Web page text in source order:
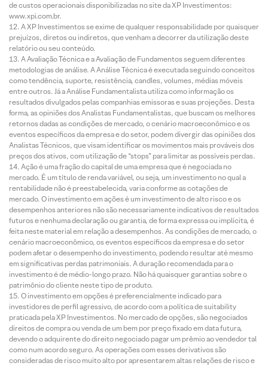
de custos operacionais disponibilizadas no site da XP Investimentos:
www.xpi.com.br.
A XP Investimentos se exime de qualquer responsabilidade por quaisquer
prejuízos, diretos ou indiretos, que venham a decorrer da utilização deste
relatório ou seu conteúdo.
A Avaliação Técnica e a Avaliação de Fundamentos seguem diferentes
metodologias de análise. A Análise Técnica é executada seguindo conceitos
como tendência, suporte, resistência, candles, volumes, médias móveis
entre outros. Já a Análise Fundamentalista utiliza como informação os
resultados divulgados pelas companhias emissoras e suas projeções. Desta
forma, as opiniões dos Analistas Fundamentalistas, que buscam os melhores
retornos dadas as condições de mercado, o cenário macroeconômico e os
eventos específicos da empresa e do setor, podem divergir das opiniões dos
Analistas Técnicos, que visam identificar os movimentos mais prováveis dos
preços dos ativos, com utilização de “stops” para limitar as possíveis perdas.
Ação é uma fração do capital de uma empresa que é negociada no
mercado. É um título de renda variável, ou seja, um investimento no qual a
rentabilidade não é preestabelecida, varia conforme as cotações de
mercado. O investimento em ações é um investimento de alto risco e os
desempenhos anteriores não são necessariamente indicativos de resultados
futuros e nenhuma declaração ou garantia, de forma expressa ou implícita, é
feita neste material em relação a desempenhos. As condições de mercado, o
cenário macroeconômico, os eventos específicos da empresa e do setor
podem afetar o desempenho do investimento, podendo resultar até mesmo
em significativas perdas patrimoniais. A duração recomendada para o
investimento é de médio-longo prazo. Não há quaisquer garantias sobre o
patrimônio do cliente neste tipo de produto.
O investimento em opções é preferencialmente indicado para
investidores de perfil agressivo, de acordo com a política de suitability
praticada pela XP Investimentos. No mercado de opções, são negociados
direitos de compra ou venda de um bem por preço fixado em data futura,
devendo o adquirente do direito negociado pagar um prêmio ao vendedor tal
como num acordo seguro. As operações com esses derivativos são
consideradas de risco muito alto por apresentarem altas relações de risco e